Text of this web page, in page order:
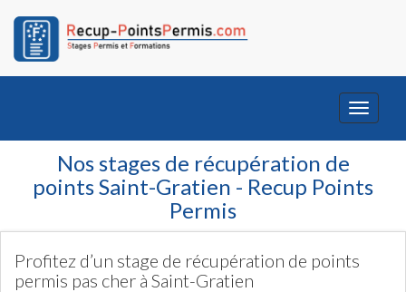
Toggle
Nos stages de récupération de
points Saint-Gratien - Recup Points
Permis
Profitez d’un stage de récupération de points
permis pas cher à Saint-Gratien